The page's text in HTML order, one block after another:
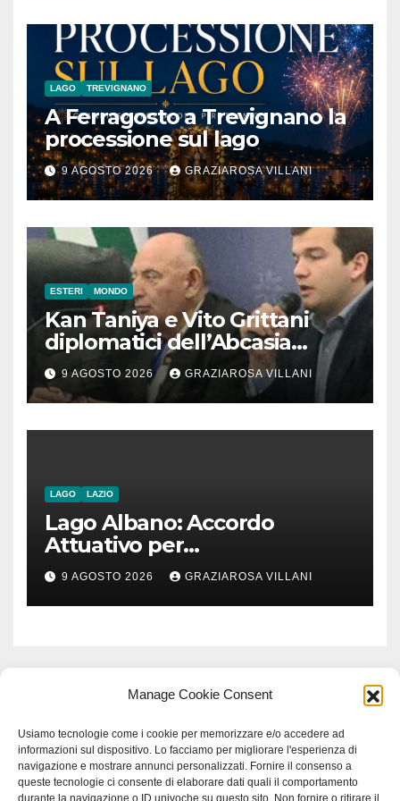
Manage Cookie Consent
Usiamo tecnologie come i cookie per memorizzare e/o accedere ad
informazioni sul dispositivo. Lo facciamo per migliorare l'esperienza di
navigazione e mostrare annunci personalizzati. Fornire il consenso a
queste tecnologie ci consente di elaborare dati quali il comportamento
durante la navigazione o ID univoche su questo sito. Non fornire o ritirare il
LAGO TREVIGNANO
A Ferragosto a Trevignano la
processione sul lago
9 AGOSTO 2026 GRAZIAROSA VILLANI
ESTERI MONDO
Kan Taniya e Vito Grittani
diplomatici dell’Abcasia
contro nota del governo
romeno. “Non si può invocare
la costruzione di ponti e allo
stesso tempo condannare
9 AGOSTO 2026 GRAZIAROSA VILLANI
LAGO LAZIO
Lago Albano: Accordo
Attuativo per
l’interconnessione
acquedottistica da 29,5
milioni di euro
9 AGOSTO 2026 GRAZIAROSA VILLANI